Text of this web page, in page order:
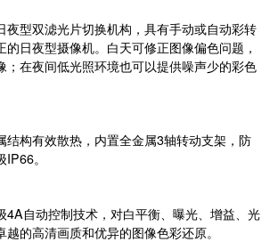
夜型双滤光片切换机构，具有手动或自动彩转
的日夜型摄像机。白天可修正图像偏色问题，
；在夜间低光照环境也可以提供噪声少的彩色
结构有效散热，内置全金属3轴转动支架，防
。
4A自动控制技术，对白平衡、曝光、增益、光
的高清画质和优异的图像色彩还原。